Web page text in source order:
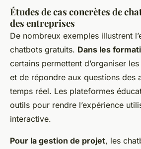
Études de cas concrètes de
des entreprises
De nombreux exemples illustrent
chatbots gratuits. Dans les
certains permettent d’organiser
et de répondre aux questions des
temps réel. Les plateformes
outils pour rendre l’expérience
interactive.
Pour la gestion de projet, les